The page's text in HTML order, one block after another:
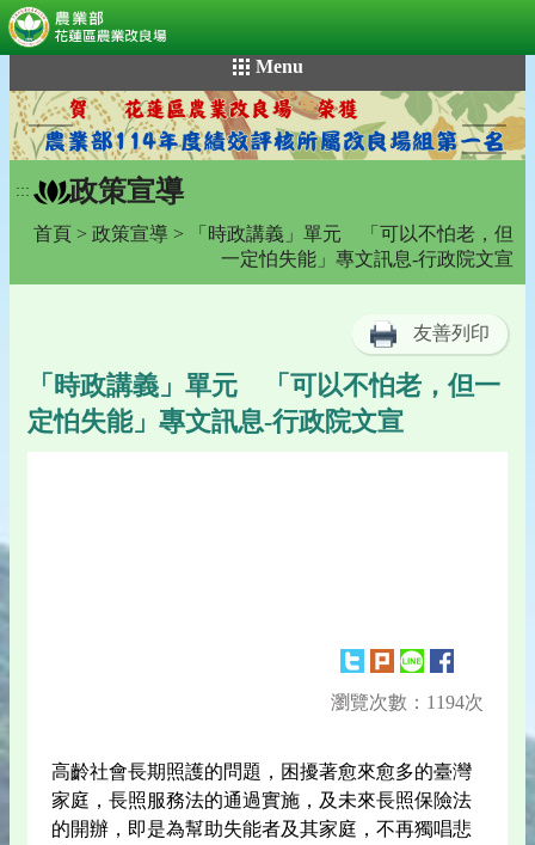
到
主
要
內
容
Menu
::: 政策宣導
首頁 > 政策宣導 > 「時政講義」單元 「可以不怕老，但
一定怕失能」專文訊息-行政院文宣
友善列印
「時政講義」單元 「可以不怕老，但一
定怕失能」專文訊息-行政院文宣
瀏覽次數：1194次
高齡社會長期照護的問題，困擾著愈來愈多的臺灣
家庭，長照服務法的通過實施，及未來長照保險法
的開辦，即是為幫助失能者及其家庭，不再獨唱悲